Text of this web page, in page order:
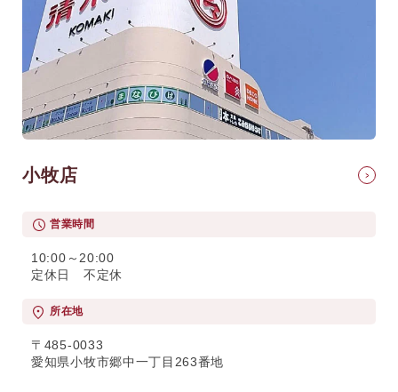
小牧店
営業時間
10:00～20:00
定休日 不定休
所在地
〒485-0033
愛知県小牧市郷中一丁目263番地